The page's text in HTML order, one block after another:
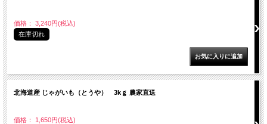
価格： 3,240円(税込)
在庫切れ
北海道産 じゃがいも（とうや） 3kｇ 農家直送
価格： 1,650円(税込)